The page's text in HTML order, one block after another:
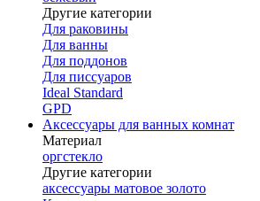
Другие категории
Для раковины
Для ванны
Для поддонов
Для писсуаров
Ideal Standard
GPD
Аксессуары для ванных комнат
Материал
оргстекло
Другие категории
аксессуары матовое золото